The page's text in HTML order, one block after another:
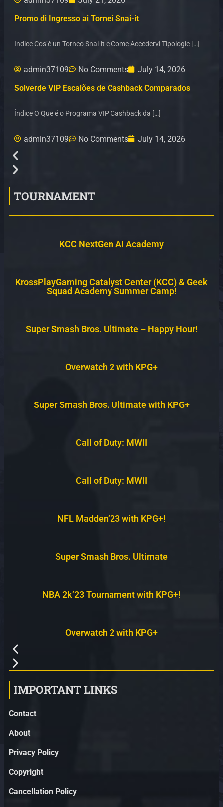
Promo di Ingresso ai Tornei Snai-it
Indice Cos’è un Torneo Snai-it e Come Accedervi Tipologie […]
admin37109 No Comments
July 14, 2026
Solverde VIP Escalões de Cashback Comparados
Índice O Que é o Programa VIP Cashback da […]
admin37109 No Comments July 14, 2026
TOURNAMENT
KCC NextGen AI Academy
KrossPlayGaming Catalyst Center (KCC) & Geek
Squad Academy Summer Camp!
Super Smash Bros. Ultimate – Happy Hour!
Overwatch 2 with KPG+
Super Smash Bros. Ultimate with KPG+
Call of Duty: MWII
Call of Duty: MWII
NFL Madden’23 with KPG+!
Super Smash Bros. Ultimate
NBA 2k’23 Tournament with KPG+!
Overwatch 2 with KPG+
IMPORTANT LINKS
Contact
About
Privacy Policy
Copyright
Cancellation Policy